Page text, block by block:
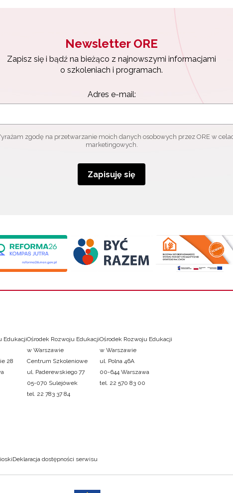
Newsletter ORE
Zapisz się i bądź na bieżąco z najnowszymi informacjami
o szkoleniach i programach.
Adres e-mail:
zgodę na przetwarzanie moich danych osobowych przez ORE w
marketingowych.
Zapisuję się
Edukacji
28
Ośrodek Rozwoju Edukacji
w Warszawie
Centrum Szkoleniowe
ul. Paderewskiego 77
05-070 Sulejówek
tel. 22 783 37 84
Ośrodek Rozwoju Edukacji
w Warszawie
ul. Polna 46A
00-644 Warszawa
tel. 22 570 83 00
Deklaracja dostępności serwisu